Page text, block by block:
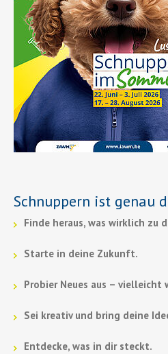
Schnuppern ist genau
Finde heraus, was wirklich zu
Starte in deine Zukunft.
Probier Neues aus – vielleicht
Sei kreativ und bring deine
Entdecke, was in dir steckt.